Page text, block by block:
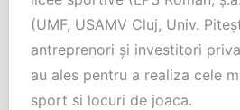
(UMF, USAMV Cluj, Univ.
antreprenori și investitori
au ales pentru a realiza cele
sport si locuri de joaca.